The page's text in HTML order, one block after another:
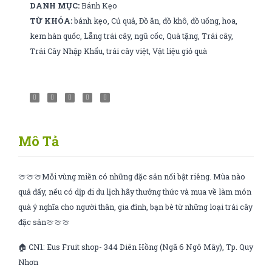
DANH MỤC: Bánh Kẹo
TỪ KHÓA: bánh kẹo ,Củ quả ,Đồ ăn ,đồ khô ,đồ uống ,hoa
kem hàn quốc ,Lẵng trái cây,ngũ cốc ,Quà tặng ,Trái cây,
Trái Cây Nhập Khẩu ,trái cây việt ,Vật liệu giỏ quà
Mô Tả
🍈🍈🍈Mỗi vùng miền có những đặc sản nổi bật riêng. Mùa nào
quả đấy, nếu có dịp đi du lịch hãy thưởng thức và mua về làm món
quà ý nghĩa cho người thân, gia đình, bạn bè từ những loại trái cây
đặc sản🍈🍈🍈
🏠 CN1: Eus Fruit shop- 344 Diên Hồng (Ngã 6 Ngô Mây), Tp. Quy
Nhơn